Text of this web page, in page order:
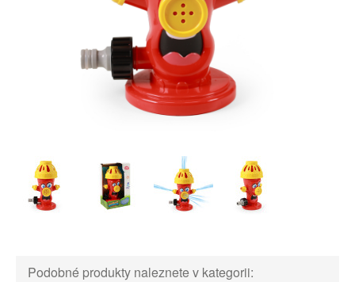
Podobné produkty naleznete v kategorii: